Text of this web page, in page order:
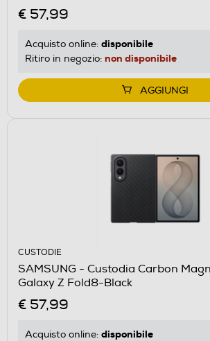
€ 57,99
Acquisto online: disponibile
Ritiro in negozio: non disponibile
AGGIUNGI
CUSTODIE
SAMSUNG - Custodia Carbon
Galaxy Z Fold8-Black
€ 57,99
Acquisto online: disponibile